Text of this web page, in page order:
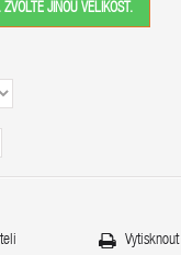
JINOU VELIKOST.
Vytisknout